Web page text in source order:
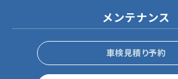
メンテナンス
車検見積り予約